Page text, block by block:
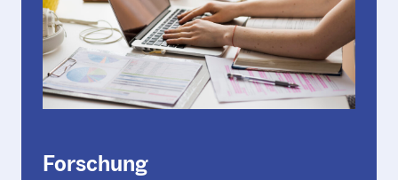
Forschung